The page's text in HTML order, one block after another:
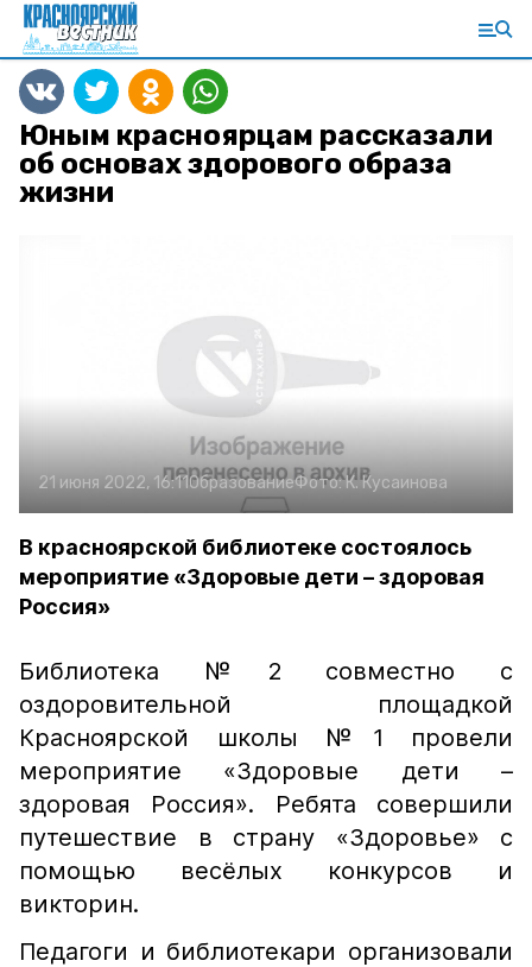
Юным красноярцам рассказали
об основах здорового образа
жизни
21 июня 2022, 16:11ОбразованиеФото:К. Кусаинова
В красноярской библиотеке состоялось
мероприятие «Здоровые дети – здоровая
Россия»
Библиотека №2 совместно с
оздоровительной площадкой
Красноярской школы №1 провели
мероприятие «Здоровые дети –
здоровая Россия». Ребята совершили
путешествие в страну «Здоровье» с
помощью весёлых конкурсов и
викторин.
Педагоги и библиотекари организовали